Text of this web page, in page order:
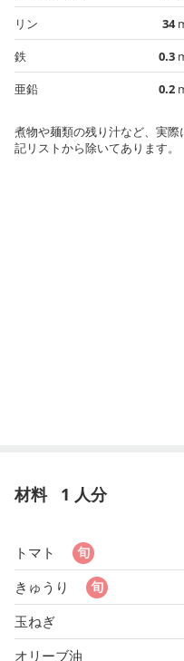
リン
34
鉄
0.3
亜鉛
0.2
煮物や麺類の残り汁など、実
記リストから除いてあります。
材料 1 人分
トマト
きゅうり
玉ねぎ
オリーブ油